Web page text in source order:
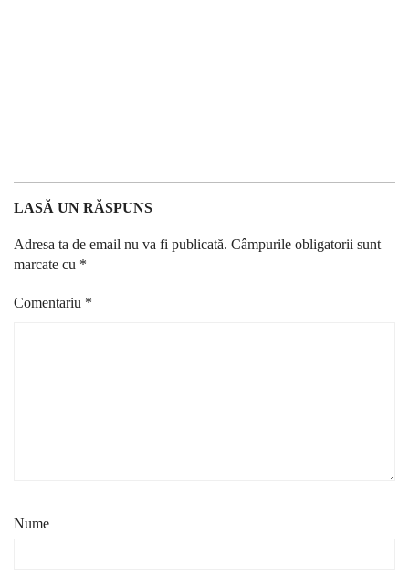
LASĂ UN RĂSPUNS
Adresa ta de email nu va fi publicată. Câmpurile obligatorii sunt
marcate cu *
Comentariu *
Nume